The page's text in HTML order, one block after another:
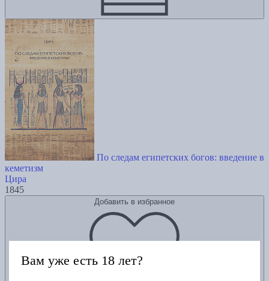
По следам египетских богов: введение в
кеметизм
Цира
1845
Добавить в избранное
Вам уже есть 18 лет?